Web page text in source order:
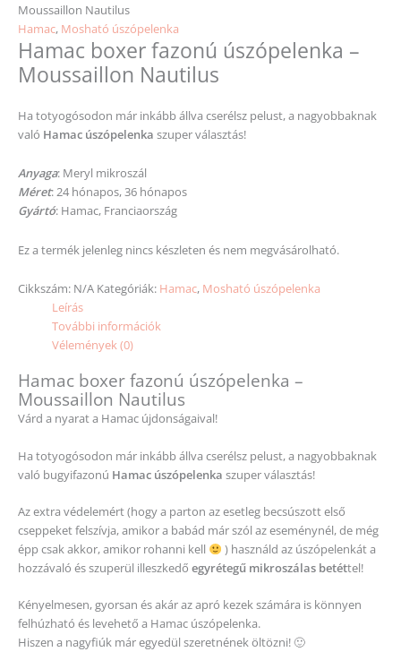
Moussaillon Nautilus
Hamac, Mosható úszópelenka
Hamac boxer fazonú úszópelenka –
Moussaillon Nautilus
Ha totyogósodon már inkább állva cserélsz pelust, a nagyobbaknak
való Hamac úszópelenka szuper választás!
Anyaga: Meryl mikroszál
Méret: 24 hónapos, 36 hónapos
Gyártó: Hamac, Franciaország
Ez a termék jelenleg nincs készleten és nem megvásárolható.
Cikkszám: N/A Kategóriák: Hamac, Mosható úszópelenka
Leírás
További információk
Vélemények (0)
Hamac boxer fazonú úszópelenka –
Moussaillon Nautilus
Várd a nyarat a Hamac újdonságaival!
Ha totyogósodon már inkább állva cserélsz pelust, a nagyobbaknak
való bugyifazonú Hamac úszópelenka szuper választás!
Az extra védelemért (hogy a parton az esetleg becsúszott első
cseppeket felszívja, amikor a babád már szól az eseménynél, de még
épp csak akkor, amikor rohanni kell
) használd az úszópelenkát a
hozzávaló és szuperül illeszkedő egyrétegű mikroszálas betéttel!
Kényelmesen, gyorsan és akár az apró kezek számára is könnyen
felhúzható és levehető a Hamac úszópelenka.
Hiszen a nagyfiúk már egyedül szeretnének öltözni! 🙂